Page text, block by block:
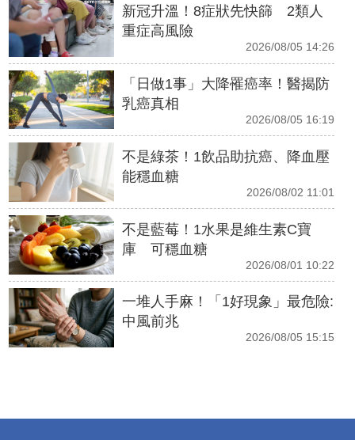
新冠升溫！8症狀先快篩 2類人
重症高風險
2026/08/05 14:26
「日做1事」大降罹癌率！醫揭防
乳癌真相
2026/08/05 16:19
不是綠茶！1飲品助抗癌、降血壓
能穩血糖
2026/08/02 11:01
不是藍莓！1水果是維生素C寶
庫 可穩血糖
2026/08/01 10:22
一堆人手麻！「1好現象」最危險:
中風前兆
2026/08/05 15:15